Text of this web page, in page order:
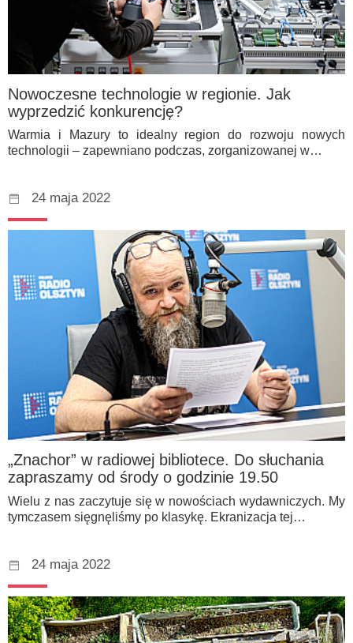
Nowoczesne technologie w regionie. Jak
wyprzedzić konkurencję?
Warmia i Mazury to idealny region do rozwoju nowych
technologii – zapewniano podczas, zorganizowanej w…
24 maja 2022
„Znachor” w radiowej bibliotece. Do słuchania
zapraszamy od środy o godzinie 19.50
Wielu z nas zaczytuje się w nowościach wydawniczych. My
tymczasem sięgnęliśmy po klasykę. Ekranizacja tej…
24 maja 2022